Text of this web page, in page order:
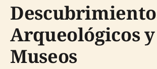
Arqueológicos y
Museos